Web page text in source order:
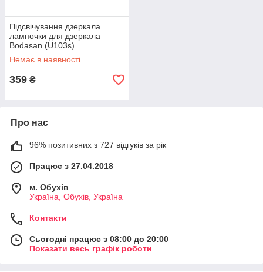
Підсвічування дзеркала
лампочки для дзеркала
Bodasan (U103s)
Немає в наявності
359 ₴
Про нас
96% позитивних з 727 відгуків за рік
Працює з 27.04.2018
м. Обухів
Україна, Обухів, Україна
Контакти
Сьогодні працює з 08:00 до 20:00
Показати весь графік роботи